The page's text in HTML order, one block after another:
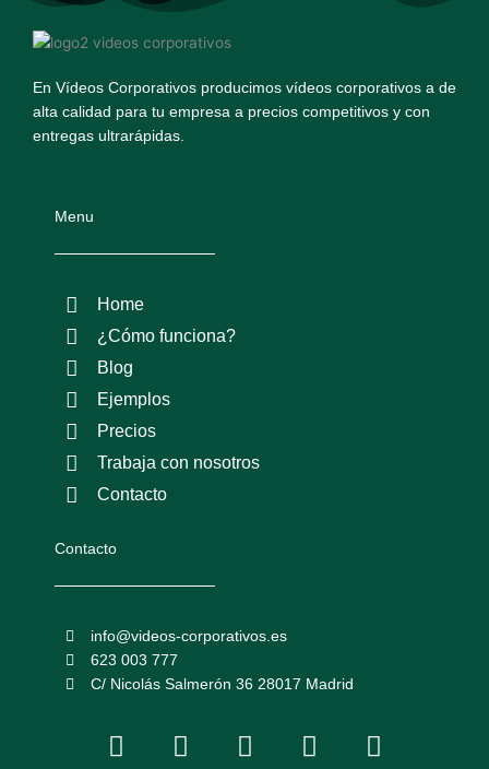
En Vídeos Corporativos producimos vídeos corporativos a de
alta calidad para tu empresa a precios competitivos y con
entregas ultrarápidas.
Menu
Home
¿Cómo funciona?
Blog
Ejemplos
Precios
Trabaja con nosotros
Contacto
Contacto
info@videos-corporativos.es
623 003 777
C/ Nicolás Salmerón 36 28017 Madrid
F
a
I
n
L
i
Y
o
T
w